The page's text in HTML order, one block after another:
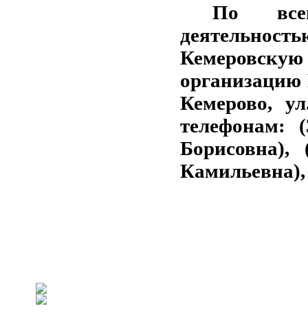
По
организацию
Кемерово,
телефонам: